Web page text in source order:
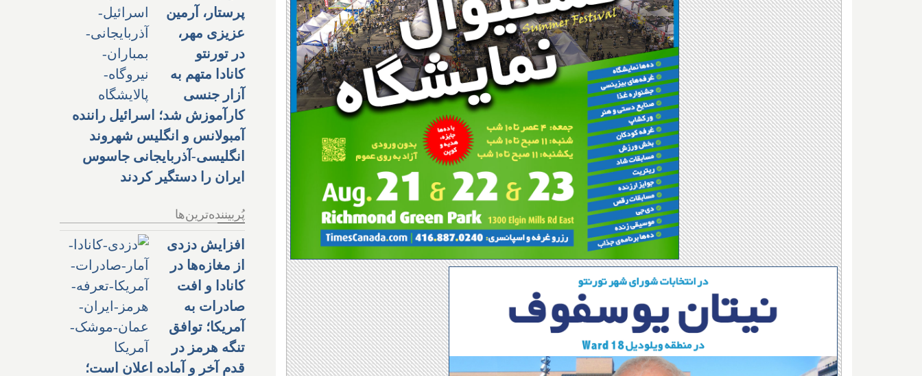
پرستار، آرمین
عزیزی مهر،
در تورنتو
کانادا متهم به
آزار جنسی
کارآموزش شد؛ اسرائیل راننده
آمبولانس و انگلیس شهروند
انگلیسی-آذربایجانی جاسوس
ایران را دستگیر کردند
پُربیننده‌ترین‌ها
افزایش دزدی
از مغازه‌ها در
کانادا و افت
صادرات به
آمریکا؛ توافق
تنگه هرمز در
قدم آخر و آماده اعلان است؛